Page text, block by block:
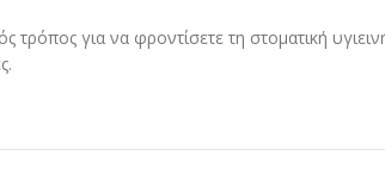
τρόπος για να φροντίσετε τη στοματική